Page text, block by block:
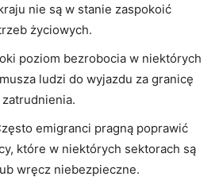
nie są w stanie zaspokoić
życiowych.
poziom bezrobocia w niektórych
ludzi do wyjazdu za granicę
emigranci pragną poprawić
które w niektórych sektorach są
wręcz niebezpieczne.